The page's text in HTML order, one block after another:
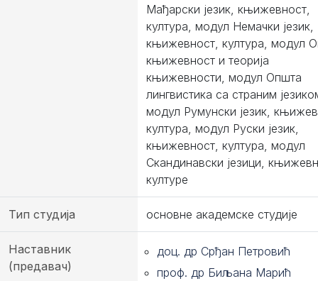
Мађарски језик, књижевност,
култура, модул Немачки језик,
књижевност, култура, модул
књижевност и теорија
књижевности, модул Општа
лингвистика са страним
модул Румунски језик,
култура, модул Руски језик,
књижевност, култура, модул
Скандинавски језици,
културе
Тип студија основне академске студије
Наставник
(предавач)
доц. др Срђан Петровић
проф. др Биљана Марић